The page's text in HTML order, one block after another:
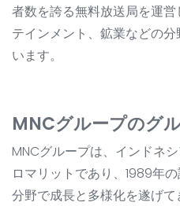
者数を誇る無料放送局を運
テインメント、鉱業などの
います。
MNCグループのグ
MNCグループは、インドネ
ロマリットであり、1989年
分野で成長と多様化を遂げ